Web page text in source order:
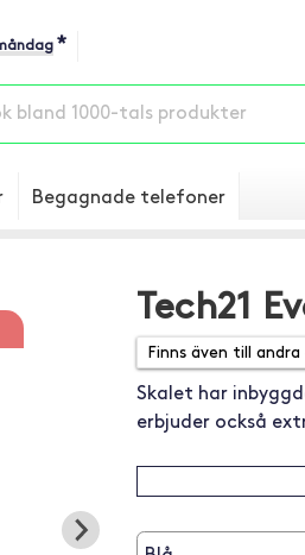
*
Begagnade telefoner
Tech21
Skalet har
erbjuder också